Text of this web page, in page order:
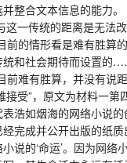
合文本信息的能力。
一传统的距离是无法改
前的情形看是难有胜
统和社会期待而设置的
前难有胜算，并没有说距
受”，原文为材料一第
浩如烟海的网络小说
完成并公开出版的纸
说的‘命运’。因为网络